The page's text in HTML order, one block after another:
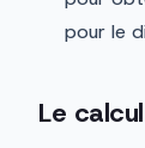
pour le
Le